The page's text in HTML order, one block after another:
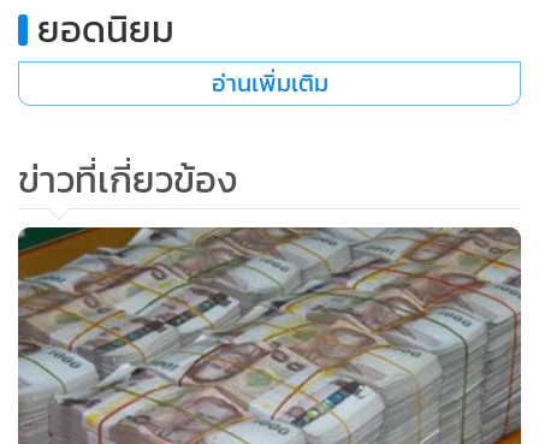
ยอดนิยม
อ่านเพิ่มเติม
ข่าวที่เกี่ยวข้อง